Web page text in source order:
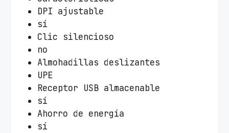
DPI ajustable
sí
Clic silencioso
no
Almohadillas deslizantes
UPE
Receptor USB almacenable
sí
Ahorro de energía
sí